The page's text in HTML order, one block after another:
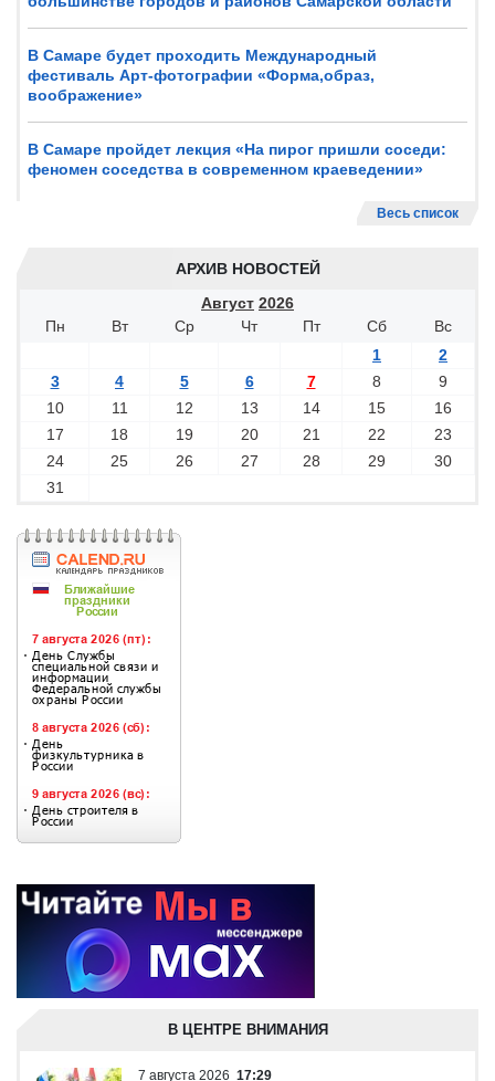
В Самаре будет проходить Международный
фестиваль Арт-фотографии «Форма,образ,
воображение»
В Самаре пройдет лекция «На пирог пришли соседи:
феномен соседства в современном краеведении»
Весь список
АРХИВ НОВОСТЕЙ
Август 2026
Пн
Вт Ср Чт Пт Сб
Вс
1
2
3
4 5 6 7 8
9
10
11 12 13 14 15
16
17
18 19 20 21 22
23
24
25 26 27 28 29
30
31
В ЦЕНТРЕ ВНИМАНИЯ
7 августа 2026 17:29